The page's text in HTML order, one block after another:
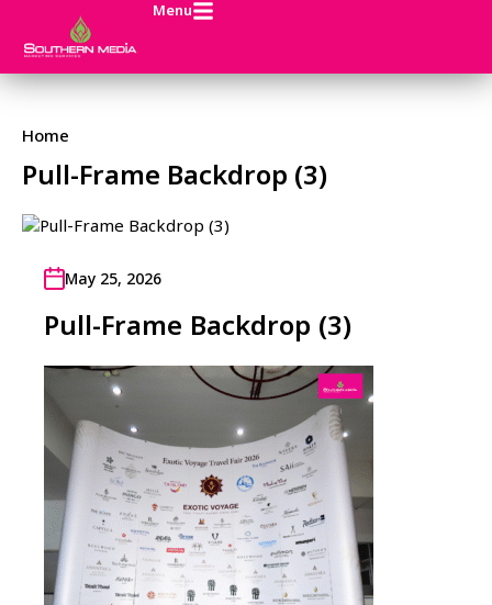
Menu
Home
Pull-Frame Backdrop (3)
May 25, 2026
Pull-Frame Backdrop (3)